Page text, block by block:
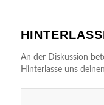
An der Diskussion
Hinterlasse uns